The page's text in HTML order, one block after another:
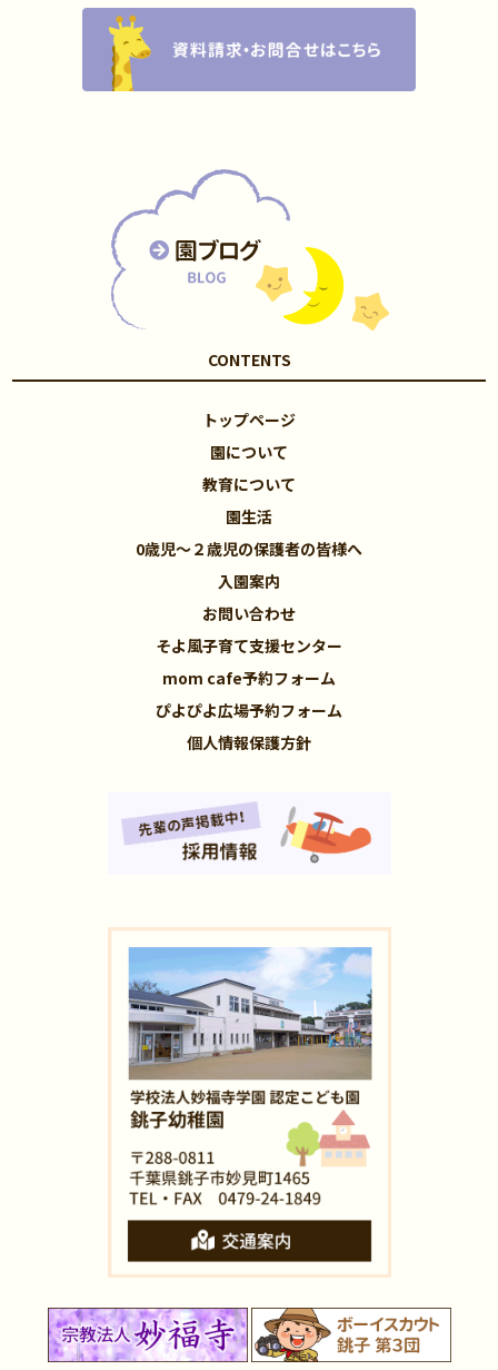
CONTENTS
トップページ
園について
教育について
園生活
0歳児～２歳児の保護者の皆様へ
入園案内
お問い合わせ
そよ風子育て支援センター
mom cafe予約フォーム
ぴよぴよ広場予約フォーム
個人情報保護方針